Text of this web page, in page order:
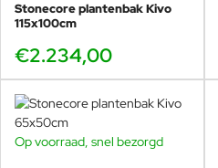
Stonecore plantenbak Kivo
115x100cm
€2.234,00
Op voorraad, snel bezorgd